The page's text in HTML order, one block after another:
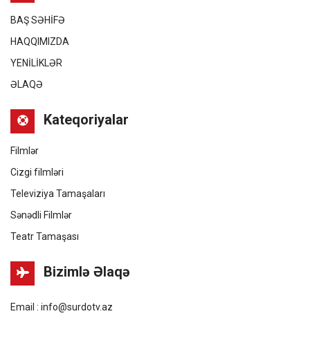
BAŞ SƏHİFƏ
HAQQIMIZDA
YENİLİKLƏR
ƏLAQƏ
Kateqoriyalar
Filmlər
Cizgi filmləri
Televiziya Tamaşaları
Sənədli Filmlər
Teatr Tamaşası
Bizimlə Əlaqə
Email : info@surdotv.az